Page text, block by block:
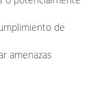
de
amenazas